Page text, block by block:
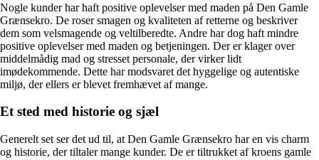
Nogle kunder har haft positive oplevelser med maden på Den Gamle
Grænsekro. De roser smagen og kvaliteten af retterne og beskriver
dem som velsmagende og veltilberedte. Andre har dog haft mindre
positive oplevelser med maden og betjeningen. Der er klager over
middelmådig mad og stresset personale, der virker lidt
imødekommende. Dette har modsvaret det hyggelige og autentiske
miljø, der ellers er blevet fremhævet af mange.
Et sted med historie og sjæl
Generelt set ser det ud til, at Den Gamle Grænsekro har en vis charm
og historie, der tiltaler mange kunder. De er tiltrukket af kroens gamle